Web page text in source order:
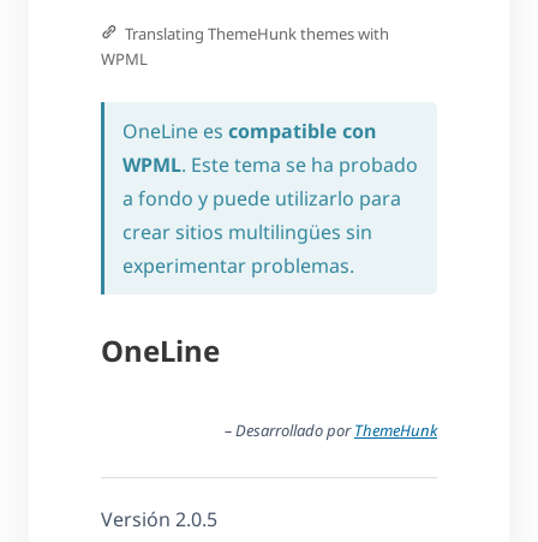
Translating ThemeHunk themes with
WPML
OneLine es compatible con
WPML. Este tema se ha probado
a fondo y puede utilizarlo para
crear sitios multilingües sin
experimentar problemas.
OneLine
– Desarrollado porThemeHunk
Versión 2.0.5